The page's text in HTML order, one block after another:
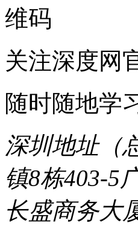
关注深度网
随时随地学
深圳地址（
镇8栋403-5
长盛商务大